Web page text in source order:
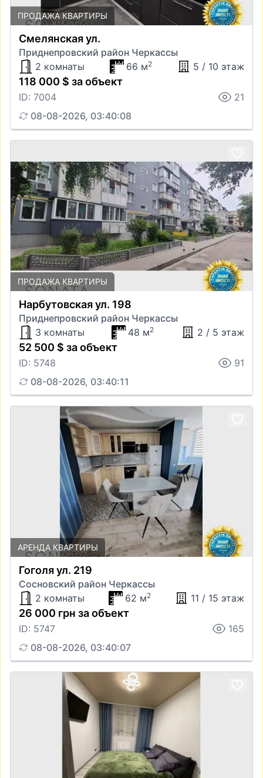
ПРОДАЖА КВАРТИРЫ
Смелянская ул.
Приднепровский район Черкассы
2 комнаты
66 м2 5 / 10 этаж
118 000 $ за объект
ID: 7004
21
08-08-2026, 03:40:08
ПРОДАЖА КВАРТИРЫ
Нарбутовская ул. 198
Приднепровский район Черкассы
3 комнаты
48 м2 2 / 5 этаж
52 500 $ за объект
ID: 5748
91
08-08-2026, 03:40:11
АРЕНДА КВАРТИРЫ
Гоголя ул. 219
Сосновский район Черкассы
2 комнаты
62 м2 11 / 15 этаж
26 000 грн за объект
ID: 5747
165
08-08-2026, 03:40:07